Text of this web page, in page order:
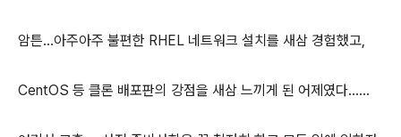
암튼...아주아주 불편한 RHEL 네트워크 설치를 새삼 경험했고,
CentOS 등 클론 배포판의 강점을 새삼 느끼게 된 어제였다......